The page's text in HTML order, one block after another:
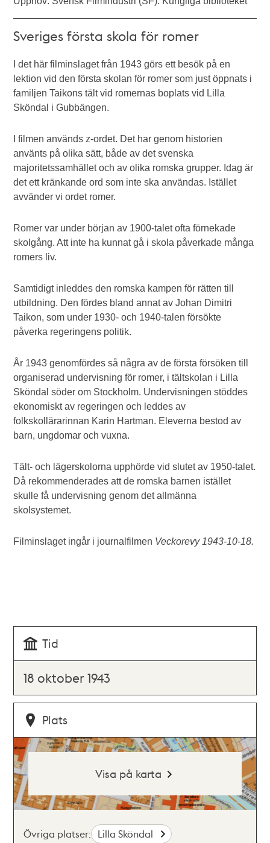
Sveriges första skola för romer
I det här filminslaget från 1943 görs ett besök på en
lektion vid den första skolan för romer som just öppnats i
familjen Taikons tält vid romernas boplats vid Lilla
Sköndal i Gubbängen.
I filmen används z-ordet. Det har genom historien
använts på olika sätt, både av det svenska
majoritetssamhället och av olika romska grupper. Idag är
det ett kränkande ord som inte ska användas. Istället
avvänder vi ordet romer.
Romer var under början av 1900-talet ofta förnekade
skolgång. Att inte ha kunnat gå i skola påverkade många
romers liv.
Samtidigt inleddes den romska kampen för rätten till
utbildning. Den fördes bland annat av Johan Dimitri
Taikon, som under 1930- och 1940-talen försökte
påverka regeringens politik.
År 1943 genomfördes så några av de första försöken till
organiserad undervisning för romer, i tältskolan i Lilla
Sköndal söder om Stockholm. Undervisningen stöddes
ekonomiskt av regeringen och leddes av
folkskollärarinnan Karin Hartman. Eleverna bestod av
barn, ungdomar och vuxna.
Tält- och lägerskolorna upphörde vid slutet av 1950-talet.
Då rekommenderades att de romska barnen istället
skulle få undervisning genom det allmänna
skolsystemet.
Filminslaget ingår i journalfilmen Veckorevy 1943-10-18.
Tid
18 oktober 1943
Plats
Visa på karta
Övriga platser: Lilla Sköndal